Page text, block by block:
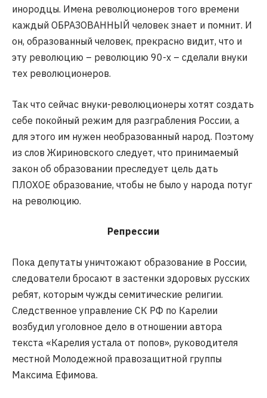
инородцы. Имена революционеров того времени
каждый ОБРАЗОВАННЫЙ человек знает и помнит. И
он, образованный человек, прекрасно видит, что и
эту революцию – революцию 90-х – сделали внуки
тех революционеров.
Так что сейчас внуки-революционеры хотят создать
себе покойный режим для разграбления России, а
для этого им нужен необразованный народ. Поэтому
из слов Жириновского следует, что принимаемый
закон об образовании преследует цель дать
ПЛОХОЕ образование, чтобы не было у народа потуг
на революцию.
Репрессии
Пока депутаты уничтожают образование в России,
следователи бросают в застенки здоровых русских
ребят, которым чужды семитические религии.
Следственное управление СК РФ по Карелии
возбудил уголовное дело в отношении автора
текста «Карелия устала от попов», руководителя
местной Молодежной правозащитной группы
Максима Ефимова.